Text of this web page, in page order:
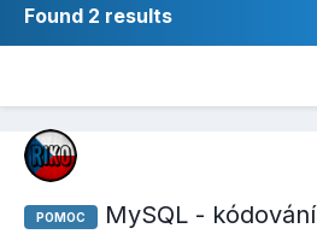
Found 2 results
POMOC MySQL - kódování